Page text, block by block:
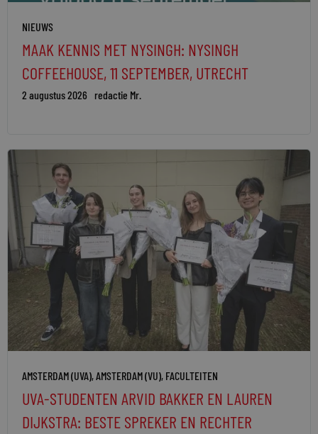
NIEUWS
MAAK KENNIS MET NYSINGH: NYSINGH
COFFEEHOUSE, 11 SEPTEMBER, UTRECHT
2 augustus 2026 redactie Mr.
AMSTERDAM (UVA),AMSTERDAM (VU), FACULTEITEN
UVA-STUDENTEN ARVID BAKKER EN LAUREN
DIJKSTRA: BESTE SPREKER EN RECHTER